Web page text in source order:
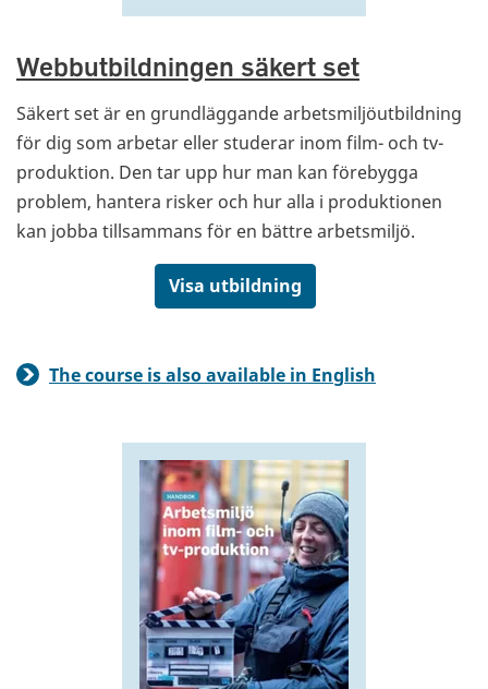
Webbutbildningen säkert set
Säkert set är en grundläggande arbetsmiljöutbildning
för dig som arbetar eller studerar inom film- och tv-
produktion. Den tar upp hur man kan förebygga
problem, hantera risker och hur alla i produktionen
kan jobba tillsammans för en bättre arbetsmiljö.
Visa utbildning
The course is also available in English